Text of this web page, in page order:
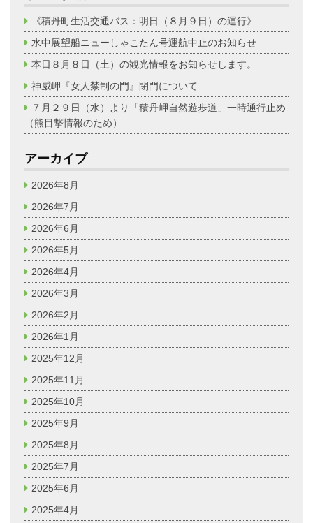
《積丹町生活交通バス：明日（８月９日）の運行》
水中展望船ニューしゃこたん号運航中止のお知らせ
本日８月８日（土）の観光情報をお知らせします。
神威岬『女人禁制の門』閉門について
７月２９日（水）より「積丹岬自然遊歩道」一時通行止め
（熊目撃情報のため）
アーカイブ
2026年8月
2026年7月
2026年6月
2026年5月
2026年4月
2026年3月
2026年2月
2026年1月
2025年12月
2025年11月
2025年10月
2025年9月
2025年8月
2025年7月
2025年6月
2025年4月